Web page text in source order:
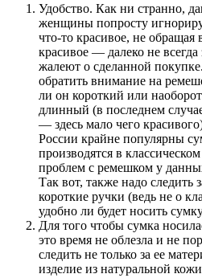
Удобство. Как ни странно,
женщины попросту
что-то красивое, не обращая
красивое — далеко не
жалеют о сделанной
обратить внимание на
ли он короткий или
длинный (в последнем
— здесь мало чего
России крайне популярны
производятся в
проблем с ремешком у
Так вот, также надо следить
короткие ручки (ведь не о
удобно ли будет носить
Для того чтобы сумка
это время не облезла и не
следить не только за ее
изделие из натуральной